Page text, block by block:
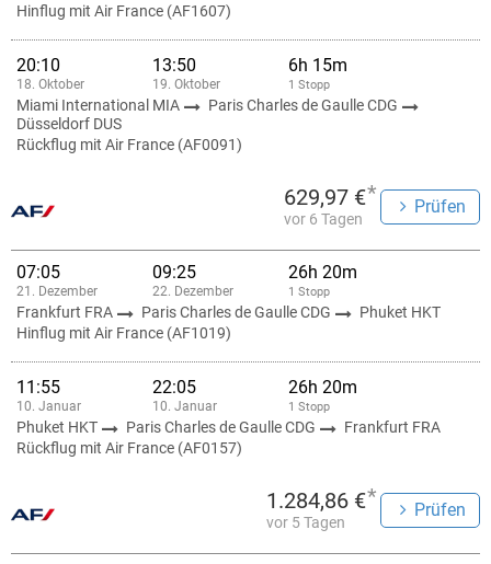
Hinflug mit Air France (AF1607)
20:10
18. Oktober
13:50
19. Oktober
6h 15m
1 Stopp
Miami International MIA
Paris Charles de Gaulle CDG
Düsseldorf DUS
Rückflug mit Air France (AF0091)
629,97 €*
vor 6 Tagen
Prüfen
07:05
21. Dezember
09:25
22. Dezember
26h 20m
1 Stopp
Frankfurt FRA Paris Charles de Gaulle CDG
Phuket HKT
Hinflug mit Air France (AF1019)
11:55
10. Januar
22:05
10. Januar
26h 20m
1 Stopp
Phuket HKT Paris Charles de Gaulle CDG
Frankfurt FRA
Rückflug mit Air France (AF0157)
1.284,86 €*
vor 5 Tagen
Prüfen